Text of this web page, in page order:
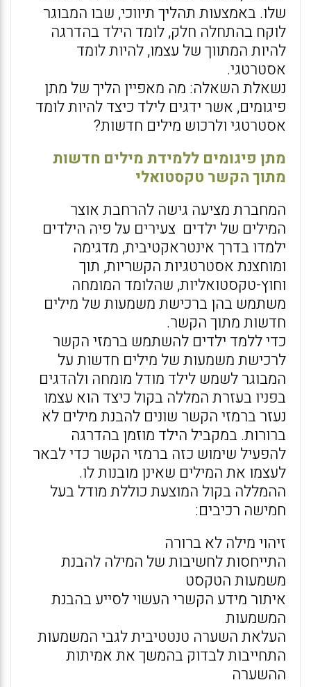
שלו. באמצעות תהליך תיווכי, שבו המבוגר
לוקח בהתחלה חלק, לומד הילד בהדרגה
להיות המתווך של עצמו, להיות לומד
אסטרטגי.
נשאלת השאלה: מה מאפיין הליך של מתן
פיגומים, אשר ידגים לילד כיצד להיות לומד
אסטרטגי ולרכוש מילים חדשות?
מתן פיגומים ללמידת מילים חדשות
מתוך הקשר טקסטואלי
המחברת מציעה גישה להרחבת אוצר
המילים של ילדים צעירים על פיה הילדים
ילמדו בדרך אינטראקטיבית, מדגימה
ומוחצנת אסטרטגיות הקשריות, תוך
וחוץ-טקסטואליות, שהלומד המומחה
משתמש בהן ברכישת משמעות של מילים
חדשות מתוך הקשר.
כדי ללמד ילדים להשתמש ברמזי הקשר
לרכישת משמעות של מילים חדשות על
המבוגר לשמש לילד מודל מומחה ולהדגים
בפניו בעזרת המללה בקול כיצד הוא עצמו
נעזר ברמזי הקשר שונים להבנת מילים לא
ברורות. במקביל הילד מוזמן בהדרגה
להפעיל שימוש כזה ברמזי הקשר כדי לבאר
לעצמו את המילים שאינן מובנות לו.
ההמללה בקול המוצעת כוללת מודל בעל
חמישה רכיבים:
זיהוי מילה לא ברורה
התייחסות לחשיבות של המילה להבנת
משמעות הטקסט
איתור מידע הקשרי העשוי לסייע בהבנת
המשמעות
העלאת השערה טנטטיבית לגבי המשמעות
התחייבות לבדוק בהמשך את אמיתות
ההשערה